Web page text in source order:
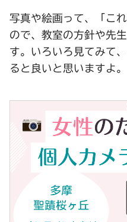
写真や絵画って、「こ
ので、教室の方針や先
す。いろいろ見てみて
ると良いと思いますよ。